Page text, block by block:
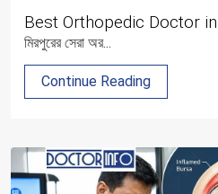
Best Orthopedic Doctor
মিরপুরের সেরা অর...
Continue Reading